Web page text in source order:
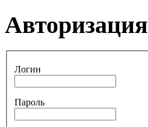
Авторизация
Логин
Пароль